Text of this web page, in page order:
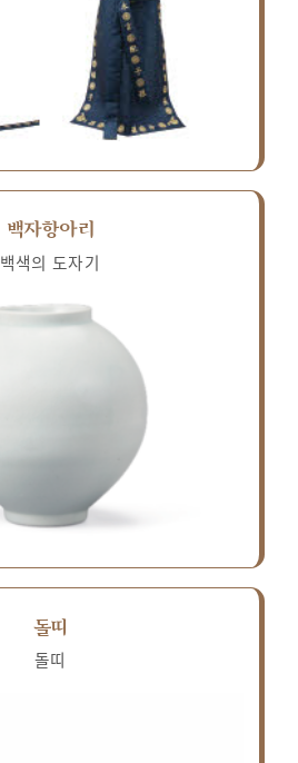
백자항아리
백색의 도자기
돌띠
돌띠